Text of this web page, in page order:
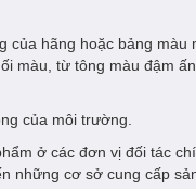
của hãng hoặc bảng màu
màu, từ tông màu đậm
của môi trường.
ở các đơn vị đối tác
những cơ sở cung cấp